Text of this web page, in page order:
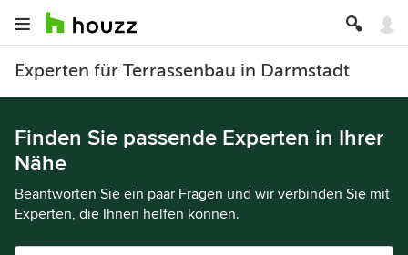
Experten für Terrassenbau in Darmstadt
Finden Sie passende Experten in Ihrer
Nähe
Beantworten Sie ein paar Fragen und wir verbinden Sie mit
Experten, die Ihnen helfen können.